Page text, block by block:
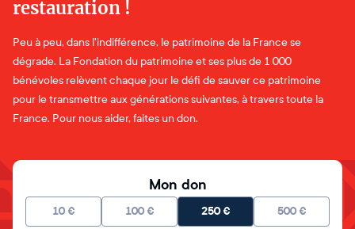
restauration !
Peu à peu, dans l'indifférence, le patrimoine de la France se
dégrade. La Fondation du patrimoine et ses plus de 1 000
bénévoles relèvent chaque jour le défi de sauver ce patrimoine
pour le transmettre aux générations suivantes, à travers toute la
France. Pour nous aider, faites un don.
Mon don
10 € 100 € 250€ 500 €